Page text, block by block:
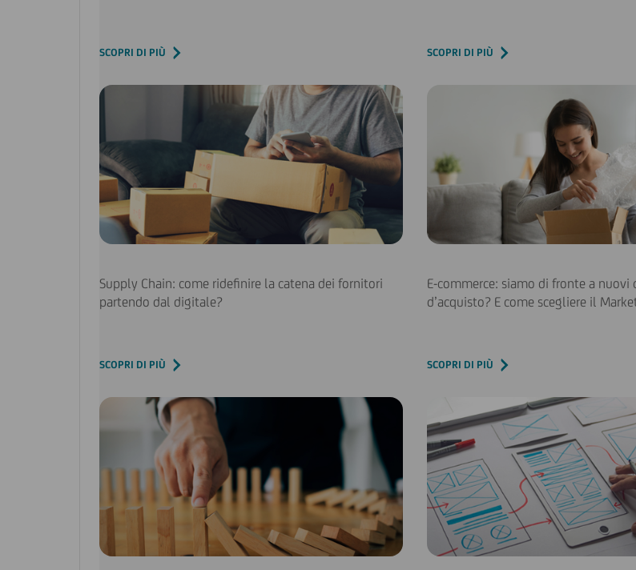
SCOPRI DI PIÙ SCOPRI DI PIÙ
Supply Chain: come ridefinire la catena dei fornitori
partendo dal digitale?
SCOPRI DI PIÙ
E-commerce: siamo di fronte a
d’acquisto? E come scegliere il
SCOPRI DI PIÙ